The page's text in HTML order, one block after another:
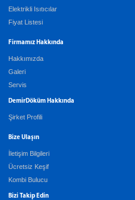
Elektrikli Isıtıcılar
Fiyat Listesi
Firmamız Hakkında
Hakkımızda
Galeri
Servis
DemirDöküm Hakkında
Şirket Profili
Bize Ulaşın
İletişim Bilgileri
Ücretsiz Keşif
Kombi Bulucu
Bizi Takip Edin